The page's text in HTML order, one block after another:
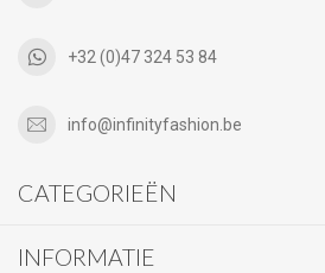
+32 (0)47 324 53 84
info@infinityfashion.be
CATEGORIEËN
INFORMATIE